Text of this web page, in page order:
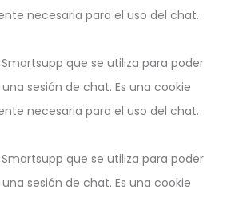
necesaria para el uso del chat.
que se utiliza para poder
sesión de chat. Es una cookie
necesaria para el uso del chat.
que se utiliza para poder
sesión de chat. Es una cookie